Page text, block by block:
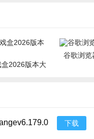
2026版本大
谷歌浏览
下载